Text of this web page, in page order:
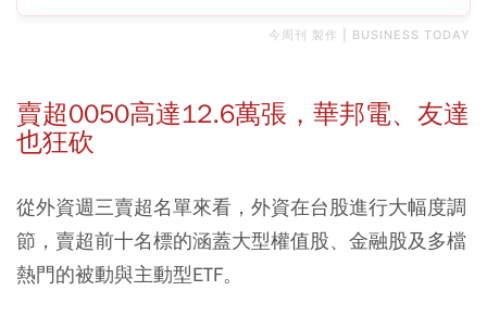
今周刊 製作 | BUSINESS TODAY
賣超0050高達12.6萬張，華邦電、友達
也狂砍
從外資週三賣超名單來看，外資在台股進行大幅度調
節，賣超前十名標的涵蓋大型權值股、金融股及多檔
熱門的被動與主動型ETF。